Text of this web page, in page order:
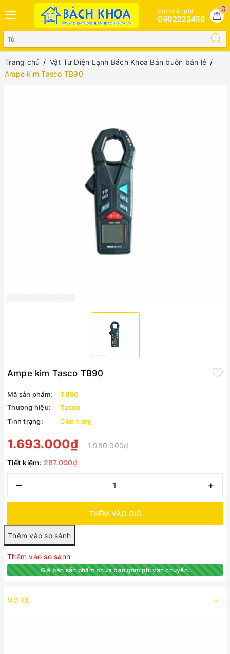
0
Gọi miễn phí
0902223456
Trang chủ
Vật Tư Điện Lạnh Bách Khoa Bán buôn bán lẻ
Ampe kìm Tasco TB90
Ampe kìm Tasco TB90
Mã sản phẩm:
TB90
Thương hiệu:
Tasco
Tình trạng:
Còn hàng
1.693.000₫
1.980.000₫
Tiết kiệm: 287.000₫
– +
THÊM VÀO GIỎ
Thêm vào so sánh
Giá bán sản phẩm chưa bao gồm phí vận chuyển.
MÔ TẢ